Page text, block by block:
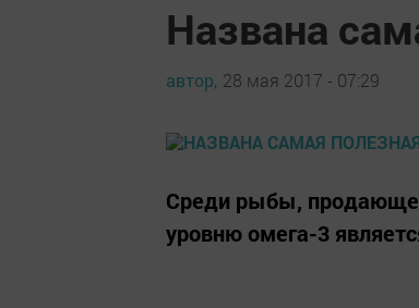
Названа
автор, 28 мая 2017 - 07:29
Среди рыбы,
уровню омега-3